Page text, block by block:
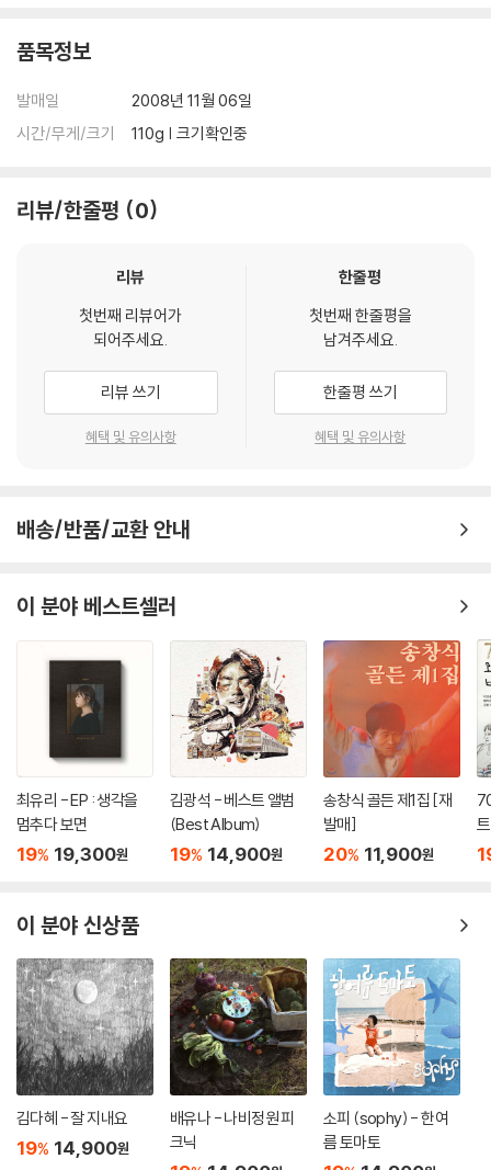
품목정보
발매일
2008년 11월 06일
시간/무게/크기
110g | 크기확인중
리뷰/한줄평 0
리뷰
첫번째 리뷰어가
되어주세요.
리뷰 쓰기
혜택 및 유의사항
한줄평
첫번째 한줄평을
남겨주세요.
한줄평 쓰기
혜택 및 유의사항
배송/반품/교환 안내
이 분야 베스트셀러
최유리 - EP : 생각을
멈추다 보면
19% 19,300원
김광석 - 베스트 앨범
(Best Album)
19% 14,900원
송창식 골든 제1집 [재
발매]
20% 11,900원
이 분야 신상품
김다혜 - 잘 지내요
19% 14,900원
배유나 - 나비정원 피
크닉
소피 (sophy) - 한여
름 토마토